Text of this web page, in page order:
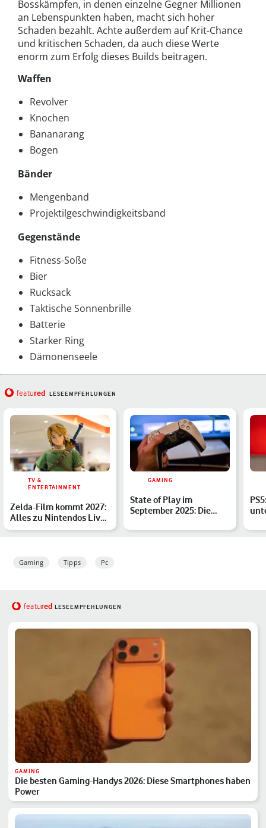
Bosskämpfen, in denen einzelne Gegner Millionen
an Lebenspunkten haben, macht sich hoher
Schaden bezahlt. Achte außerdem auf Krit-Chance
und kritischen Schaden, da auch diese Werte
enorm zum Erfolg dieses Builds beitragen.
Waffen
Revolver
Knochen
Bananarang
Bogen
Bänder
Mengenband
Projektilgeschwindigkeitsband
Gegenstände
Fitness-Soße
Bier
Rucksack
Taktische Sonnenbrille
Batterie
Starker Ring
Dämonenseele
featured LESEEMPFEHLUNGEN
TV &
ENTERTAINMENT
Zelda-Film kommt 2027:
Alles zu Nintendos Live-
Action-Adaption
GAMING
State of Play im
September 2025: Die
Events
Gaming Tipps Pc
featured LESEEMPFEHLUNGEN
GAMING
Die besten Gaming-Handys 2026: Diese Smartphones haben
Power